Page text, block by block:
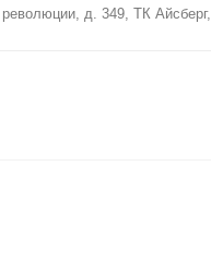
д. 349, ТК Айсберг,